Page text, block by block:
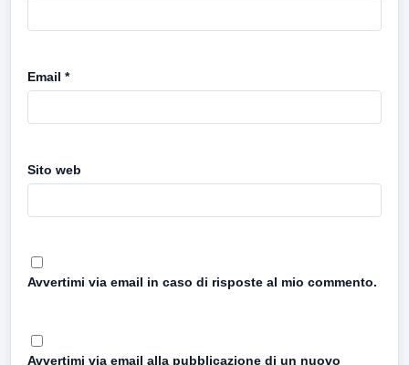
Email *
Sito web
Avvertimi via email in caso di risposte al mio commento.
Avvertimi via email alla pubblicazione di un nuovo